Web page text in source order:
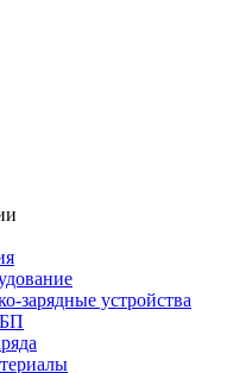
зарядные устройства